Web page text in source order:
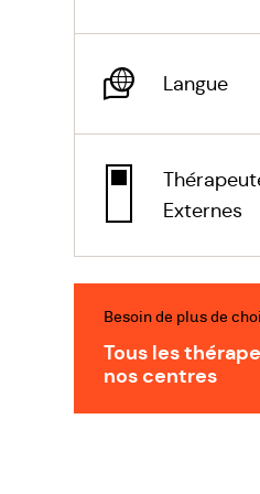
Langue
Externes
Besoin de plus de
Tous les
nos centres